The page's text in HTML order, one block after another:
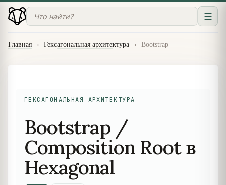
☰
Главная › Гексагональная архитектура › Bootstrap
ГЕКСАГОНАЛЬНАЯ АРХИТЕКТУРА
Bootstrap /
Composition Root в
Hexagonal